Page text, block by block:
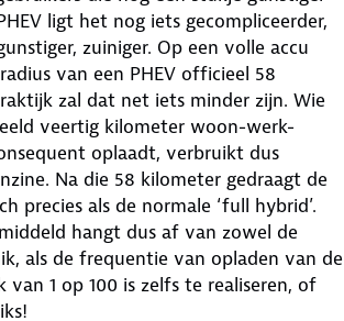
ligt het nog iets gecompliceerder,
zuiniger. Op een volle accu
van een PHEV officieel 58
zal dat net iets minder zijn. Wie
veertig kilometer woon-werk-
oplaadt, verbruikt dus
Na die 58 kilometer gedraagt de
precies als de normale ‘full hybrid’.
hangt dus af van zowel de
als de frequentie van opladen van de
van 1 op 100 is zelfs te realiseren, of